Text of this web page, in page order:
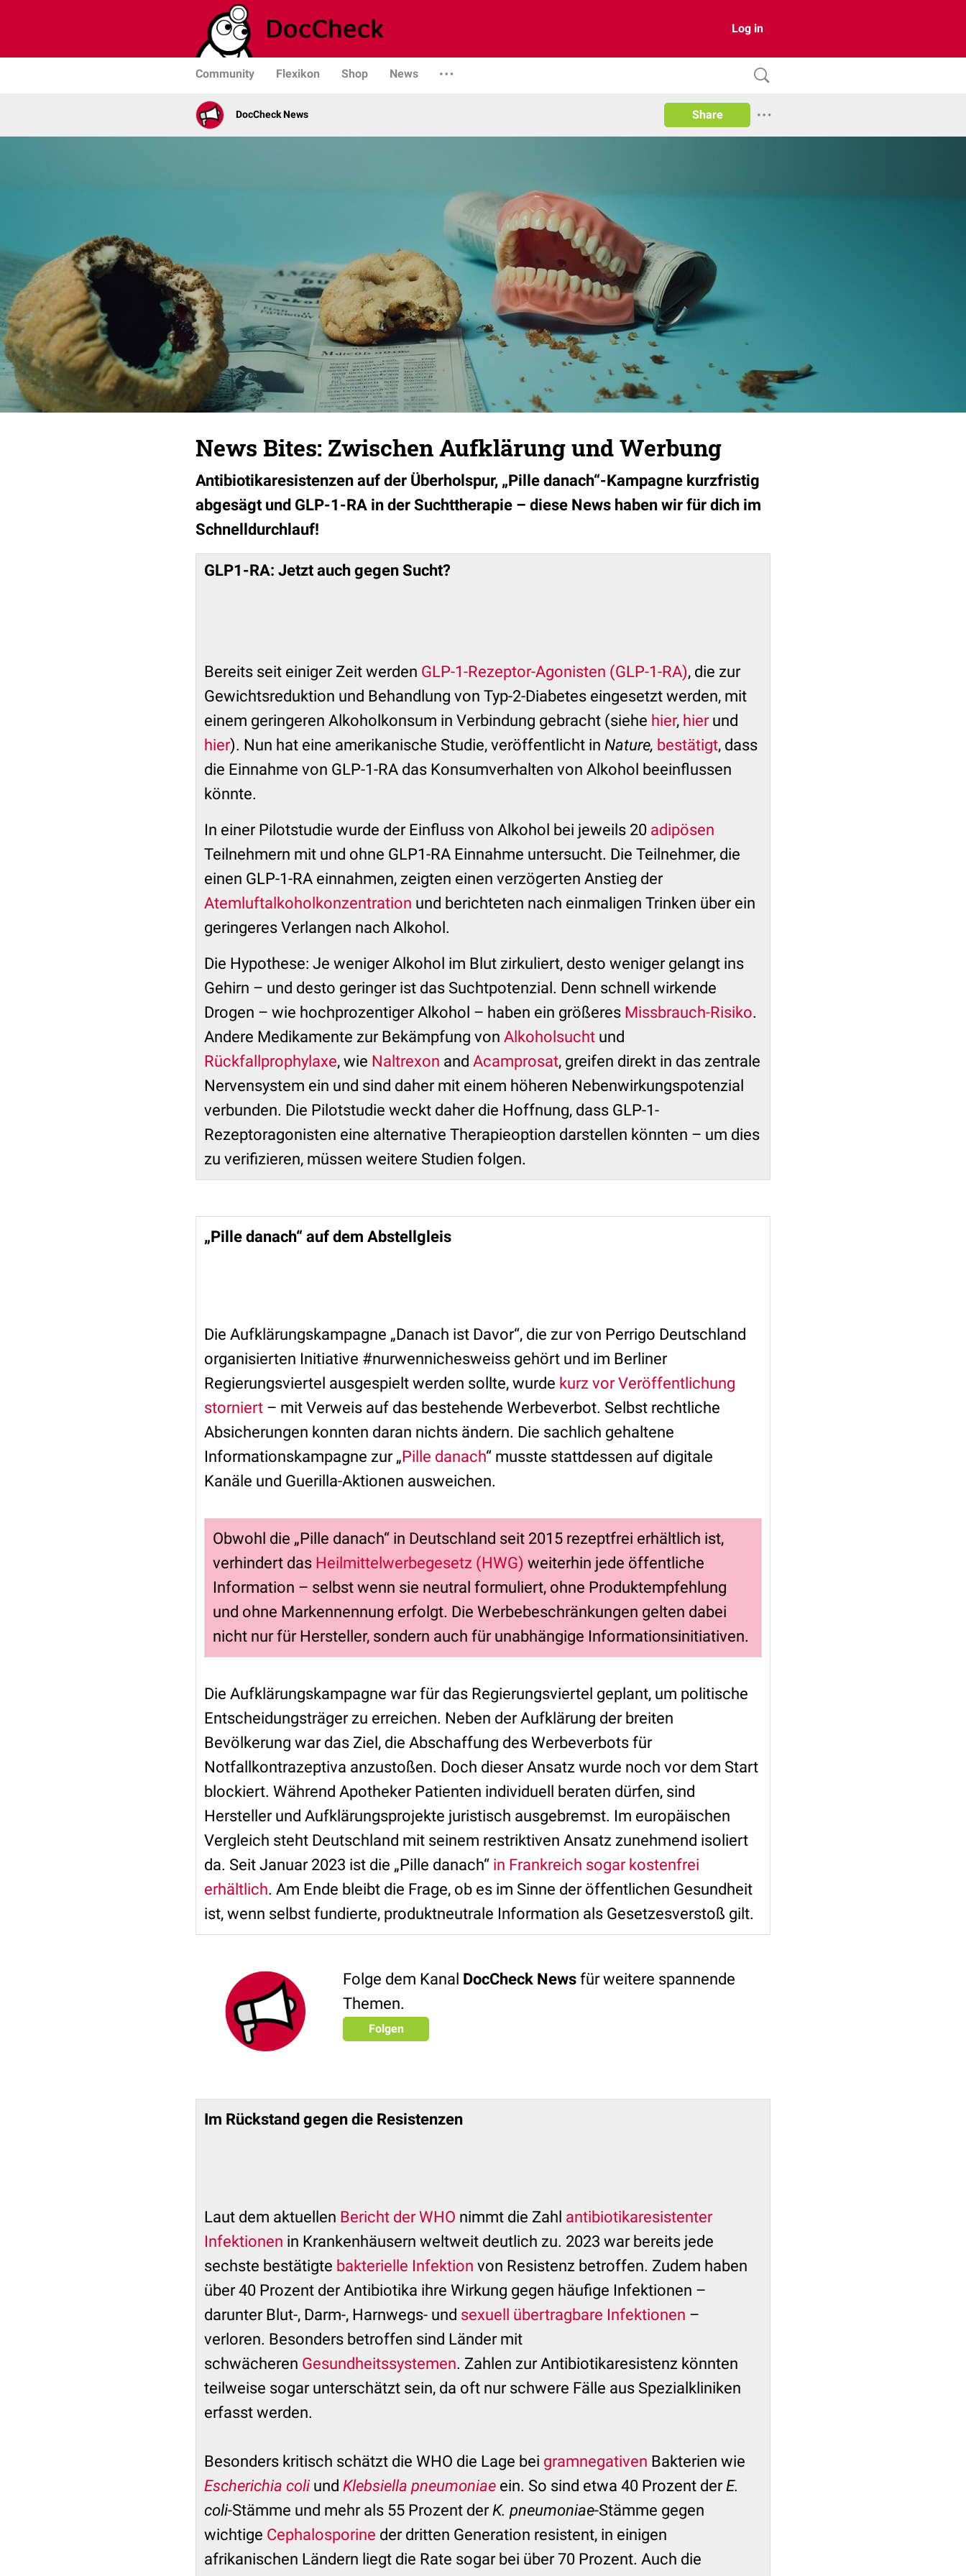
Log in
Community Flexikon Shop News
DocCheck News Share
News Bites: Zwischen Aufklärung und Werbung
Antibiotikaresistenzen auf der Überholspur, „Pille danach“-Kampagne kurzfristig
abgesägt und GLP-1-RA in der Suchttherapie – diese News haben wir für dich im
Schnelldurchlauf!
GLP1-RA: Jetzt auch gegen Sucht?
Bereits seit einiger Zeit werden GLP-1-Rezeptor-Agonisten (GLP-1-RA), die zur
Gewichtsreduktion und Behandlung von Typ-2-Diabetes eingesetzt werden, mit
einem geringeren Alkoholkonsum in Verbindung gebracht (siehe hier, hierund
hier). Nun hat eine amerikanische Studie, veröffentlicht in Nature, bestätigt, dass
die Einnahme von GLP-1-RA das Konsumverhalten von Alkohol beeinflussen
könnte.
In einer Pilotstudie wurde der Einfluss von Alkohol bei jeweils 20 adipösen
Teilnehmern mit und ohne GLP1-RA Einnahme untersucht. Die Teilnehmer, die
einen GLP-1-RA einnahmen, zeigten einen verzögerten Anstieg der
Atemluftalkoholkonzentration und berichteten nach einmaligen Trinken über ein
geringeres Verlangen nach Alkohol.
Die Hypothese: Je weniger Alkohol im Blut zirkuliert, desto weniger gelangt ins
Gehirn – und desto geringer ist das Suchtpotenzial. Denn schnell wirkende
Drogen – wie hochprozentiger Alkohol – haben ein größeres Missbrauch-Risiko.
Andere Medikamente zur Bekämpfung von Alkoholsucht und
Rückfallprophylaxe, wie Naltrexon and Acamprosat, greifen direkt in das zentrale
Nervensystem ein und sind daher mit einem höheren Nebenwirkungspotenzial
verbunden. Die Pilotstudie weckt daher die Hoffnung, dass GLP-1-
Rezeptoragonisten eine alternative Therapieoption darstellen könnten – um dies
zu verifizieren, müssen weitere Studien folgen.
„Pille danach“ auf dem Abstellgleis
Die Aufklärungskampagne „Danach ist Davor“, die zur von Perrigo Deutschland
organisierten Initiative #nurwennichesweiss gehört und im Berliner
Regierungsviertel ausgespielt werden sollte, wurde kurz vor Veröffentlichung
storniert – mit Verweis auf das bestehende Werbeverbot. Selbst rechtliche
Absicherungen konnten daran nichts ändern. Die sachlich gehaltene
Informationskampagne zur „Pille danach“ musste stattdessen auf digitale
Kanäle und Guerilla-Aktionen ausweichen.
Obwohl die „Pille danach“ in Deutschland seit 2015 rezeptfrei erhältlich ist,
verhindert das Heilmittelwerbegesetz (HWG) weiterhin jede öffentliche
Information – selbst wenn sie neutral formuliert, ohne Produktempfehlung
und ohne Markennennung erfolgt. Die Werbebeschränkungen gelten dabei
nicht nur für Hersteller, sondern auch für unabhängige Informationsinitiativen.
Die Aufklärungskampagne war für das Regierungsviertel geplant, um politische
Entscheidungsträger zu erreichen. Neben der Aufklärung der breiten
Bevölkerung war das Ziel, die Abschaffung des Werbeverbots für
Notfallkontrazeptiva anzustoßen. Doch dieser Ansatz wurde noch vor dem Start
blockiert. Während Apotheker Patienten individuell beraten dürfen, sind
Hersteller und Aufklärungsprojekte juristisch ausgebremst. Im europäischen
Vergleich steht Deutschland mit seinem restriktiven Ansatz zunehmend isoliert
da. Seit Januar 2023 ist die „Pille danach“ in Frankreich sogar kostenfrei
erhältlich. Am Ende bleibt die Frage, ob es im Sinne der öffentlichen Gesundheit
ist, wenn selbst fundierte, produktneutrale Information als Gesetzesverstoß gilt.
Folge dem Kanal DocCheck News für weitere spannende
Themen.
Folgen
Im Rückstand gegen die Resistenzen
Laut dem aktuellen Bericht der WHO nimmt die Zahl antibiotikaresistenter
Infektionen in Krankenhäusern weltweit deutlich zu. 2023 war bereits jede
sechste bestätigte bakterielle Infektion von Resistenz betroffen. Zudem haben
über 40 Prozent der Antibiotika ihre Wirkung gegen häufige Infektionen –
darunter Blut-, Darm-, Harnwegs- und sexuell übertragbare Infektionen –
verloren. Besonders betroffen sind Länder mit
schwächeren Gesundheitssystemen. Zahlen zur Antibiotikaresistenz könnten
teilweise sogar unterschätzt sein, da oft nur schwere Fälle aus Spezialkliniken
erfasst werden.
Besonders kritisch schätzt die WHO die Lage bei gramnegativen Bakterien wie
Escherichia coliund Klebsiella pneumoniae ein. So sind etwa 40 Prozent derE.
coli-Stämme und mehr als 55 Prozent derK. pneumoniae-Stämme gegen
wichtige Cephalosporine der dritten Generation resistent, in einigen
afrikanischen Ländern liegt die Rate sogar bei über 70 Prozent. Auch die